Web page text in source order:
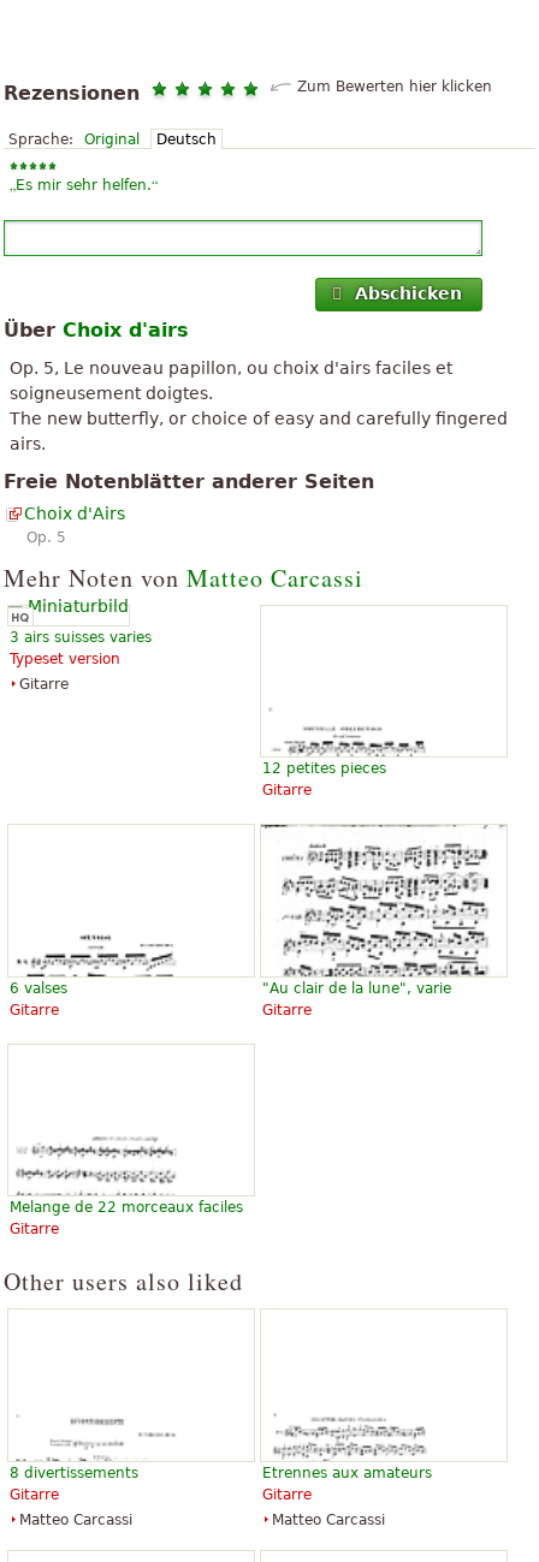
Rezensionen Zum Bewerten hier klicken
Sprache: Original Deutsch
„Es mir sehr helfen.“
Abschicken
Über Choix d'airs
Op. 5, Le nouveau papillon, ou choix d'airs faciles et
soigneusement doigtes.
The new butterfly, or choice of easy and carefully fingered
airs.
Freie Notenblätter anderer Seiten
Choix d'Airs
Op. 5
Mehr Noten von Matteo Carcassi
3 airs suisses varies
Typeset version
Gitarre
12 petites pieces
Gitarre
6 valses
Gitarre
"Au clair de la lune", varie
Gitarre
Melange de 22 morceaux faciles
Gitarre
Other users also liked
8 divertissements
Gitarre
Matteo Carcassi
Etrennes aux amateurs
Gitarre
Matteo Carcassi